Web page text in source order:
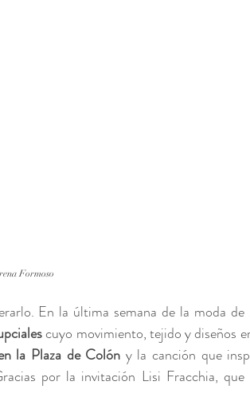
Formoso
cuyo movimiento, tejido y diseños
la Plaza de Colón y la canción que
por la invitación Lisi Fracchia, que